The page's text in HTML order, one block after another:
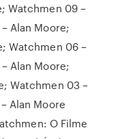
Watchmen 09 –
Alan Moore;
Watchmen 06 –
Alan Moore;
Watchmen 03 –
Alan Moore
O Filme